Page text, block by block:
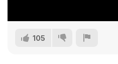
105